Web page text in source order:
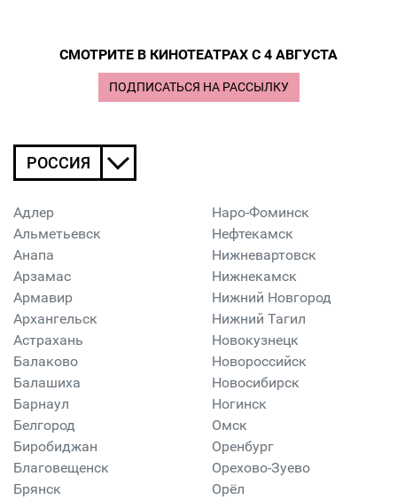
СМОТРИТЕ В КИНОТЕАТРАХ C 4 АВГУСТА
ПОДПИСАТЬСЯ НА РАССЫЛКУ
РОССИЯ
Адлер
Альметьевск
Анапа
Арзамас
Армавир
Архангельск
Астрахань
Балаково
Балашиха
Барнаул
Белгород
Биробиджан
Благовещенск
Брянск
Наро-Фоминск
Нефтекамск
Нижневартовск
Нижнекамск
Нижний Новгород
Нижний Тагил
Новокузнецк
Новороссийск
Новосибирск
Ногинск
Омск
Оренбург
Орехово-Зуево
Орёл